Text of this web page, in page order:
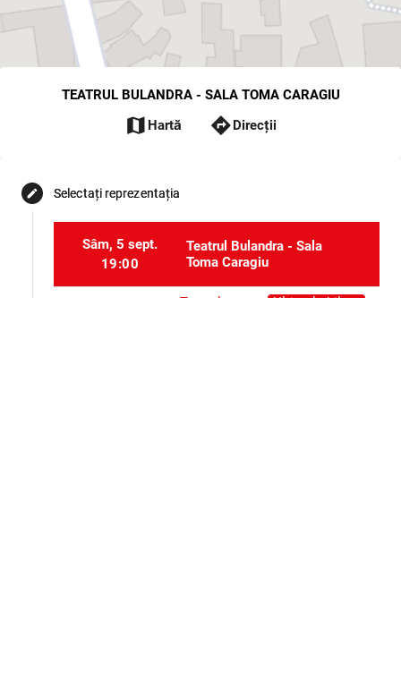
TEATRUL BULANDRA - SALA TOMA CARAGIU
map Hartă directionsDirecții
edit Selectați reprezentația
Sâm, 5 sept.
19:00
Teatrul Bulandra - Sala
Toma Caragiu
Teatrul
Ultimele bilete